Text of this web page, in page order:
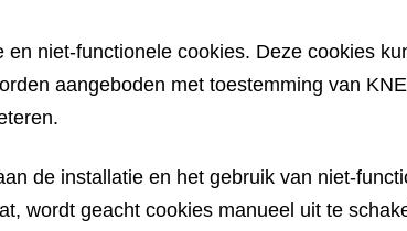
niet-functionele cookies. Deze cookies
aangeboden met toestemming van
de installatie en het gebruik van niet-
wordt geacht cookies manueel uit te